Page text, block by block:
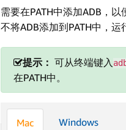
需要在PATH中添加ADB，以
不将ADB添加到PATH中，运
提示： 可从终端键入
在PATH中。
Mac Windows